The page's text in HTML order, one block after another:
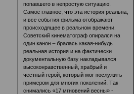
попавшего в непростую ситуацию.
Самое главное, что эта история реальна,
и все события фильма отображают
происходящее в реальном времени.
Советский кинематограф опирался на
один канон – бралась какая-нибудь
реальная история и на фактически
документальную базу накладывался
высоконравственный, храбрый и
честный герой, который мог послужить
примером для многих поколений. Так
снимались «17 мгновений весны» -